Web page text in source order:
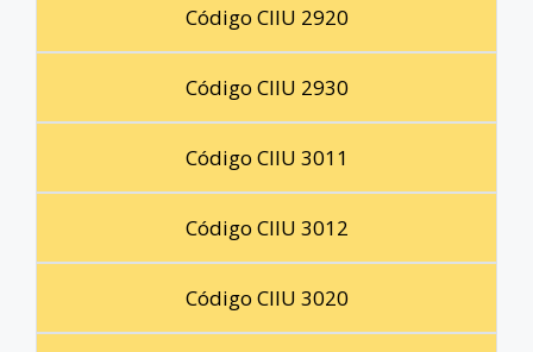
Código CIIU 2920
Código CIIU 2930
Código CIIU 3011
Código CIIU 3012
Código CIIU 3020